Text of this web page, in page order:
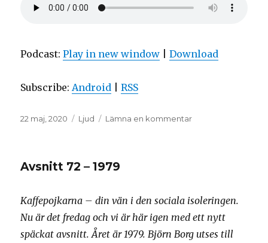
Podcast:Play in new window |Download
Subscribe: Android |RSS
Postat
22 maj, 2020 Format
Ljud Lämna en kommentartill
Avsnitt 72 – 1979
Kaffepojkarna – din vän i den sociala isoleringen.
Nu är det fredag och vi är här igen med ett nytt
späckat avsnitt. Året är 1979. Björn Borg utses till